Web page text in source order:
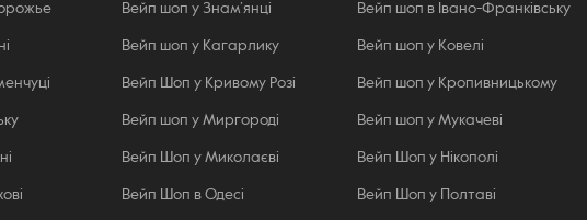
Вейп шоп у Знам’янці Вейп шоп в Івано-Франківську
Вейп шоп у Кагарлику Вейп шоп у Ковелі
Вейп Шоп у Кривому Розі Вейп шоп у Кропивницькому
Вейп шоп у Миргороді Вейп шоп у Мукачеві
Вейп Шоп у Миколаєві Вейп Шоп у Нікополі
Вейп Шоп в Одесі Вейп Шоп у Полтаві